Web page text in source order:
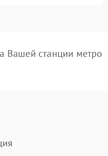
Вашей станции метро